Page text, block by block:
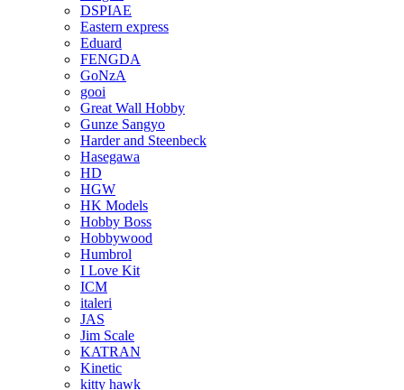
DSPIAE
Eastern express
Eduard
FENGDA
GoNzA
gooi
Great Wall Hobby
Gunze Sangyo
Harder and Steenbeck
Hasegawa
HD
HGW
HK Models
Hobby Boss
Hobbywood
Humbrol
I Love Kit
ICM
italeri
JAS
Jim Scale
KATRAN
Kinetic
kitty hawk